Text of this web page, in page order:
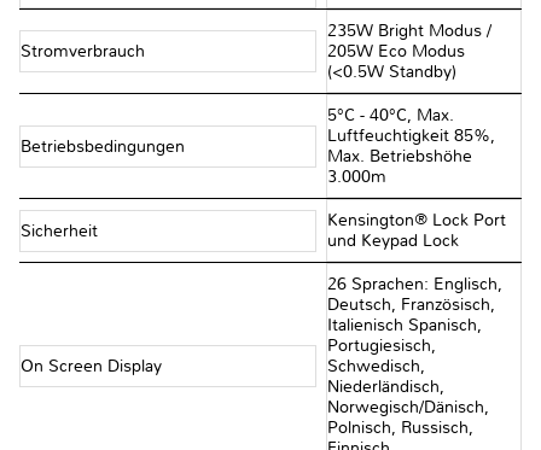
Stromverbrauch
235W Bright Modus /
205W Eco Modus
(<0.5W Standby)
Betriebsbedingungen
5°C - 40°C, Max.
Luftfeuchtigkeit 85%,
Max. Betriebshöhe
3.000m
Sicherheit
Kensington® Lock Port
und Keypad Lock
On Screen Display
26 Sprachen: Englisch,
Deutsch, Französisch,
Italienisch Spanisch,
Portugiesisch,
Schwedisch,
Niederländisch,
Norwegisch/Dänisch,
Polnisch, Russisch,